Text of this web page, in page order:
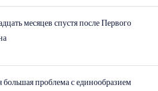
месяцев спустя после Первого
большая проблема с единообразием